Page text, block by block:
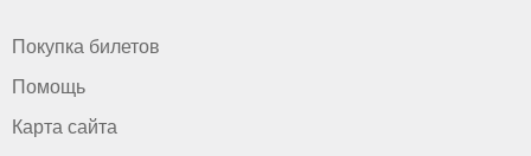
Покупка билетов
Помощь
Карта сайта